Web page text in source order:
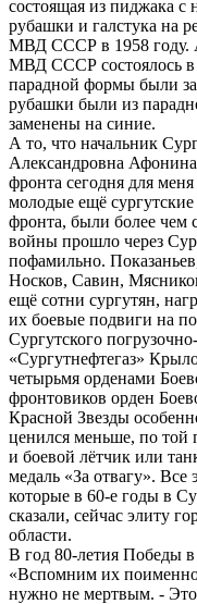
состоящая из пиджака
рубашки и галстука на
МВД СССР в 1958 году.
МВД СССР состоялось в
парадной формы были
рубашки были из
заменены на синие.
А то, что начальник
Александровна
фронта сегодня для
молодые ещё
фронта, были более чем
войны прошло через
пофамильно.
Носков, Савин,
ещё сотни сургутян,
их боевые подвиги на
Сургутского
«Сургутнефтегаз»
четырьмя орденами
фронтовиков орден
Красной Звезды
ценился меньше, по той
и боевой лётчик или
медаль «За отвагу». Все
которые в 60-е годы в
сказали, сейчас элиту
области.
В год 80-летия Победы
«Вспомним их
нужно не мертвым. -